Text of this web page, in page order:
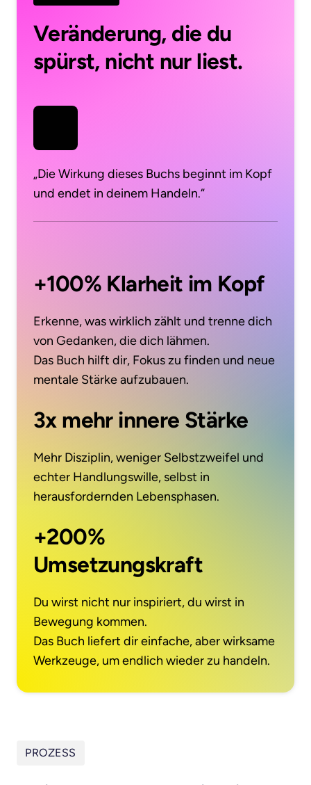
Veränderung, die du
spürst, nicht nur liest.
„Die Wirkung dieses Buchs beginnt im Kopf
und endet in deinem Handeln.“
+100% Klarheit im Kopf
Erkenne, was wirklich zählt und trenne dich
von Gedanken, die dich lähmen.
Das Buch hilft dir, Fokus zu finden und neue
mentale Stärke aufzubauen.
3x mehr innere Stärke
Mehr Disziplin, weniger Selbstzweifel und
echter Handlungswille, selbst in
herausfordernden Lebensphasen.
+200%
Umsetzungskraft
Du wirst nicht nur inspiriert, du wirst in
Bewegung kommen.
Das Buch liefert dir einfache, aber wirksame
Werkzeuge, um endlich wieder zu handeln.
PROZESS